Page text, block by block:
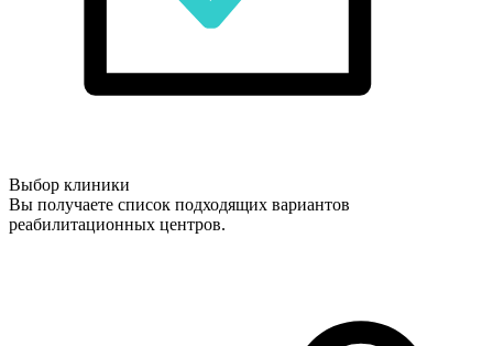
Выбор клиники
Вы получаете список подходящих вариантов
реабилитационных центров.